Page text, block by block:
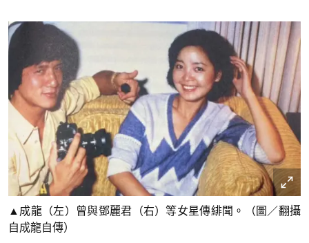
▲成龍（左）曾與鄧麗君（右）等女星傳緋聞。（圖／翻攝
自成龍自傳）